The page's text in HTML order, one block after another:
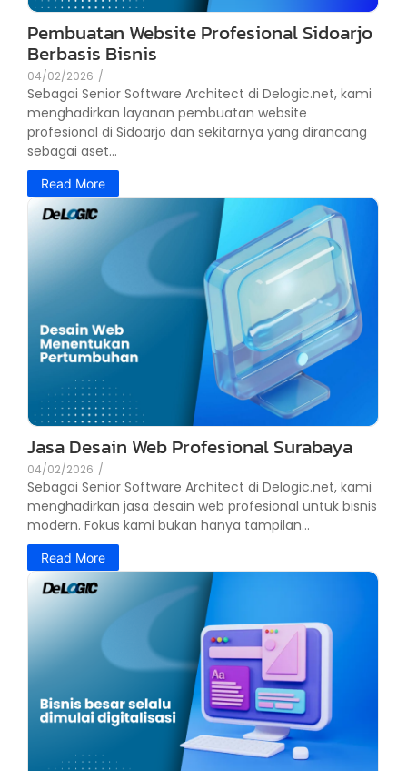
Pembuatan Website Profesional Sidoarjo
Berbasis Bisnis
04/02/2026 /
Sebagai Senior Software Architect di Delogic.net, kami
menghadirkan layanan pembuatan website
profesional di Sidoarjo dan sekitarnya yang dirancang
sebagai aset...
Read More
Jasa Desain Web Profesional Surabaya
04/02/2026 /
Sebagai Senior Software Architect di Delogic.net, kami
menghadirkan jasa desain web profesional untuk bisnis
modern. Fokus kami bukan hanya tampilan...
Read More